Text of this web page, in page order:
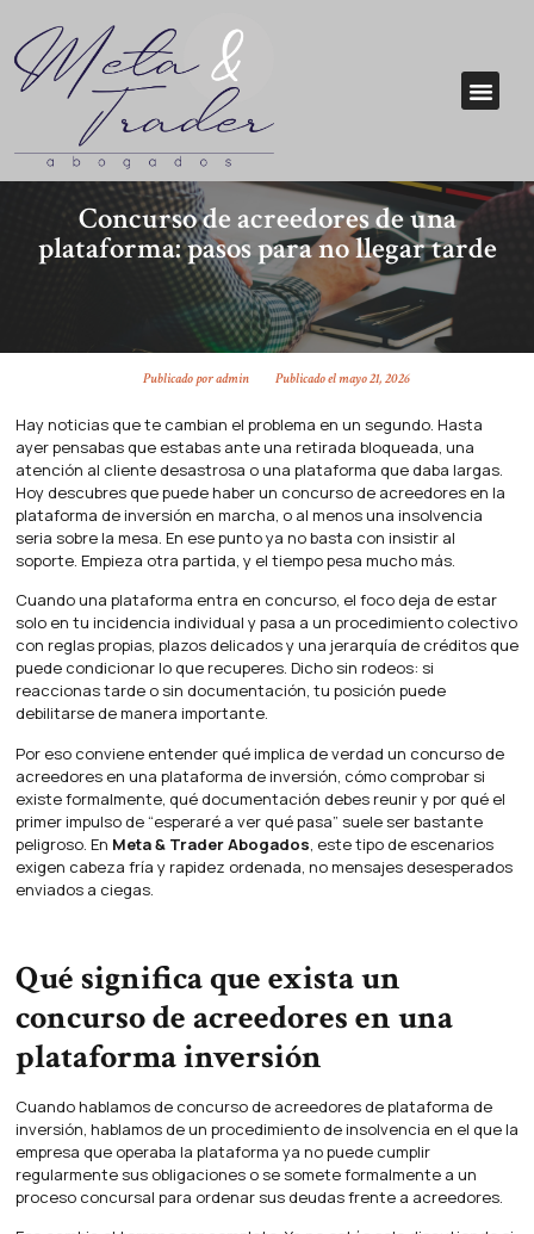
Concurso de acreedores de una
plataforma: pasos para no llegar tarde
Publicado poradmin Publicado elmayo 21, 2026
Hay noticias que te cambian el problema en un segundo. Hasta
ayer pensabas que estabas ante una retirada bloqueada, una
atención al cliente desastrosa o una plataforma que daba largas.
Hoy descubres que puede haber un concurso de acreedores en la
plataforma de inversión en marcha, o al menos una insolvencia
seria sobre la mesa. En ese punto ya no basta con insistir al
soporte. Empieza otra partida, y el tiempo pesa mucho más.
Cuando una plataforma entra en concurso, el foco deja de estar
solo en tu incidencia individual y pasa a un procedimiento colectivo
con reglas propias, plazos delicados y una jerarquía de créditos que
puede condicionar lo que recuperes. Dicho sin rodeos: si
reaccionas tarde o sin documentación, tu posición puede
debilitarse de manera importante.
Por eso conviene entender qué implica de verdad un concurso de
acreedores en una plataforma de inversión, cómo comprobar si
existe formalmente, qué documentación debes reunir y por qué el
primer impulso de “esperaré a ver qué pasa” suele ser bastante
peligroso. En Meta & Trader Abogados, este tipo de escenarios
exigen cabeza fría y rapidez ordenada, no mensajes desesperados
enviados a ciegas.
Qué significa que exista un
concurso de acreedores en una
plataforma inversión
Cuando hablamos de concurso de acreedores de plataforma de
inversión, hablamos de un procedimiento de insolvencia en el que la
empresa que operaba la plataforma ya no puede cumplir
regularmente sus obligaciones o se somete formalmente a un
proceso concursal para ordenar sus deudas frente a acreedores.